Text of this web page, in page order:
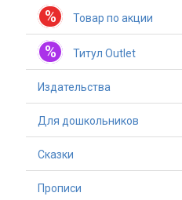
% Товар по акции
% Титул Outlet
Издательства
Для дошкольников
Сказки
Прописи